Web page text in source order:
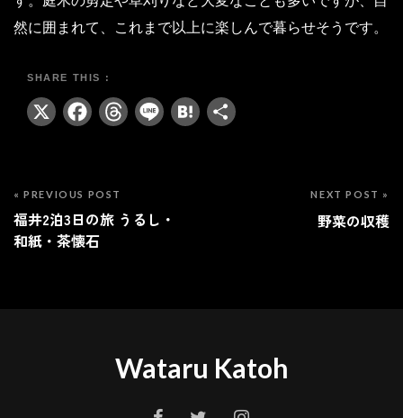
然に囲まれて、これまで以上に楽しんで暮らせそうです。
X Facebook
Threads
LineHatena
« PREVIOUS POST
福井2泊3日の旅 うるし・
和紙・茶懐石
NEXT POST »
野菜の収穫
Wataru Katoh